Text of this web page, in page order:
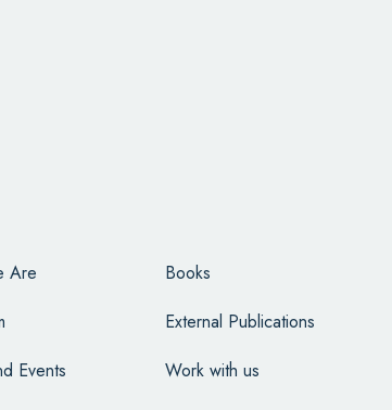
Are
Events
Books
External Publications
Work with us